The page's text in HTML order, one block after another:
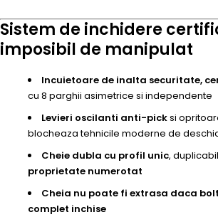
Sistem de inchidere
imposibil de manipulat
Incuietoare de inalta securitate,
cu 8 parghii asimetrice si independente
Levieri oscilanti anti-picksi
blocheaza tehnicile moderne de
Cheie dubla cu profil unic,
proprietate numerotat
Cheia nu poate fi extrasa daca
complet inchise